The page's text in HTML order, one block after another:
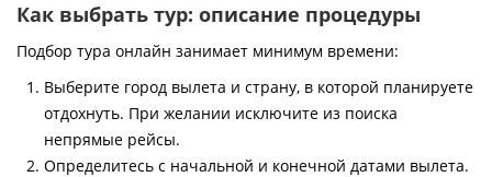
Как выбрать тур: описание процедуры
Подбор тура онлайн занимает минимум времени:
Выберите город вылета и страну, в которой планируете
отдохнуть. При желании исключите из поиска
непрямые рейсы.
Определитесь с начальной и конечной датами вылета.